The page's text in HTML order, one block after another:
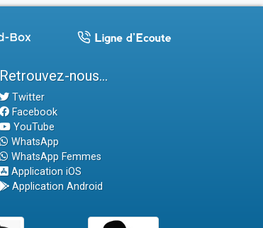
Retrouvez-nous...
Twitter
Facebook
YouTube
WhatsApp
WhatsApp Femmes
Application iOS
Application Android